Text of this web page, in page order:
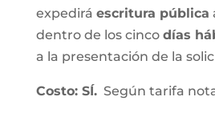
expedirá escritura pública
dentro de los cinco días
a la presentación de la
Costo: SÍ.Según tarifa